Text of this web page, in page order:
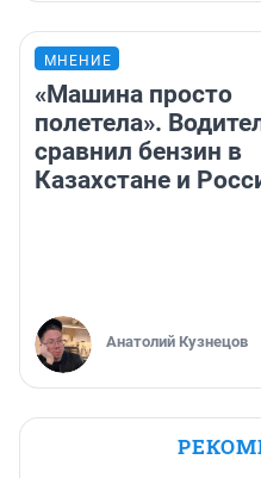
МНЕНИЕ
«Машина просто
полетела».
сравнил бензин в
Казахстане и
Анатолий Кузнецов